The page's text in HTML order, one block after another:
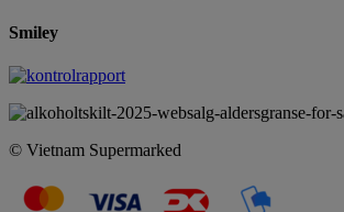
Smiley
© Vietnam Supermarked